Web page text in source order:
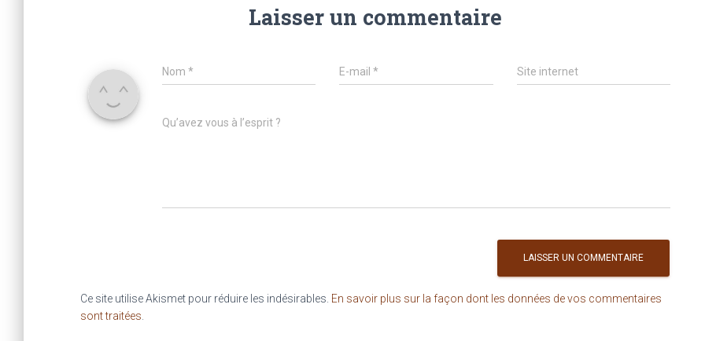
Laisser un commentaire
Nom * E-mail* Site internet
Qu’avez vous à l’esprit ?
Ce site utilise Akismet pour réduire les indésirables. En savoir plus sur la façon dont les données de vos commentaires
sont traitées